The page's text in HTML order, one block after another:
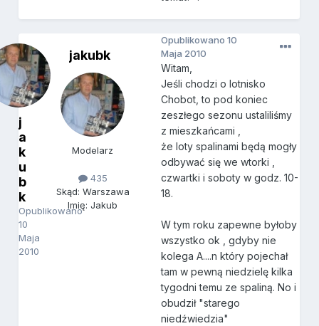
j
a
k
u
b
k
Opublikowano
10
Maja
2010
jakubk
Modelarz
435
Skąd: Warszawa
Imię: Jakub
Opublikowano10
Maja 2010
Witam,
Jeśli chodzi o lotnisko
Chobot, to pod koniec
zeszłego sezonu ustaliliśmy
z mieszkańcami ,
że loty spalinami będą mogły
odbywać się we wtorki ,
czwartki i soboty w godz. 10-
18.
W tym roku zapewne byłoby
wszystko ok , gdyby nie
kolega A....n który pojechał
tam w pewną niedzielę kilka
tygodni temu ze spaliną. No i
obudził "starego
niedźwiedzia"